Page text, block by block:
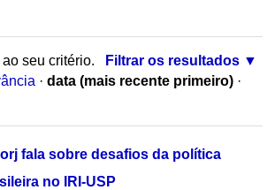
seu critério.
Filtrar os resultados
· data (mais recente primeiro) ·
fala sobre desafios da política
no IRI-USP